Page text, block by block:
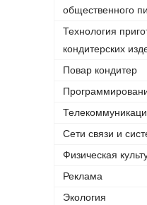
общественного
Технология
кондитерских
Повар кондитер
Сети связи и
Физическая
Реклама
Экология